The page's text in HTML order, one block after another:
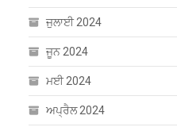
ਜੁਲਾਈ 2024
ਜੂਨ 2024
ਮਈ 2024
ਅਪ੍ਰੈਲ 2024